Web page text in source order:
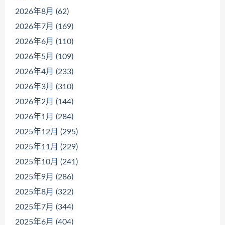
2026年8月 (62)
2026年7月 (169)
2026年6月 (110)
2026年5月 (109)
2026年4月 (233)
2026年3月 (310)
2026年2月 (144)
2026年1月 (284)
2025年12月 (295)
2025年11月 (229)
2025年10月 (241)
2025年9月 (286)
2025年8月 (322)
2025年7月 (344)
2025年6月 (404)